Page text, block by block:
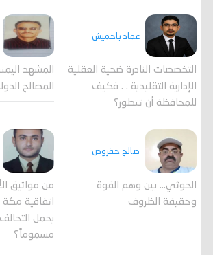
عماد باحميش
التخصصات النادرة ضحية العقلية
الإدارية التقليدية . . فكيف
للمحافظة أن تتطور؟
المشهد
المصالح
صالح حقروص
الحوثي... بين وهم القوة
وحقيقة الظروف
من مواثيق
اتفاقية
يحمل
مسموماً؟